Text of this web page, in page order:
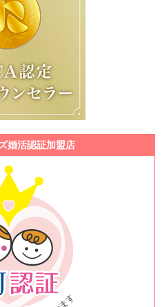
婚活認証加盟店